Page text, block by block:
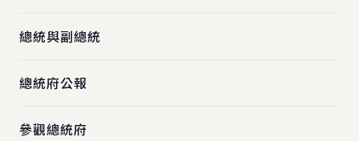
總統與副總統
總統府公報
參觀總統府